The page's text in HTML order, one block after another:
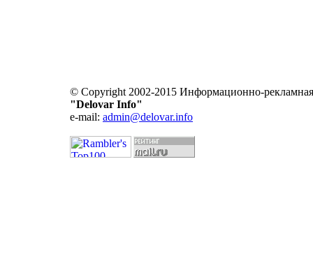
© Copyright 2002-2015 Информационно-
"Delovar Info"
e-mail: admin@delovar.info